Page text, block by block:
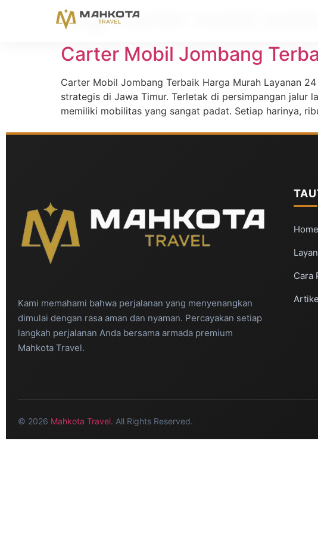
Tag:Carter mobil
Carter Mobil Jombang
Carter Mobil Jombang Terbaik Harga Murah Layanan
strategis di Jawa Timur. Terletak di persimpangan jalur
memiliki mobilitas yang sangat padat. Setiap harinya,
Kami memahami bahwa perjalanan yang menyenangkan
dimulai dengan rasa aman dan nyaman. Percayakan setiap
langkah perjalanan Anda bersama armada premium
Mahkota Travel.
Home
Cara
© 2026 Mahkota Travel. All Rights Reserved.